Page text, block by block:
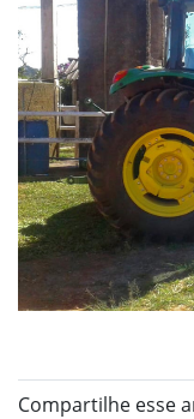
Compartilhe esse